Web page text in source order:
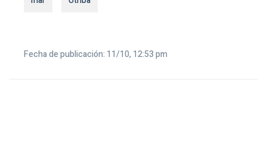
Fecha de publicación: 11/10, 12:53 pm